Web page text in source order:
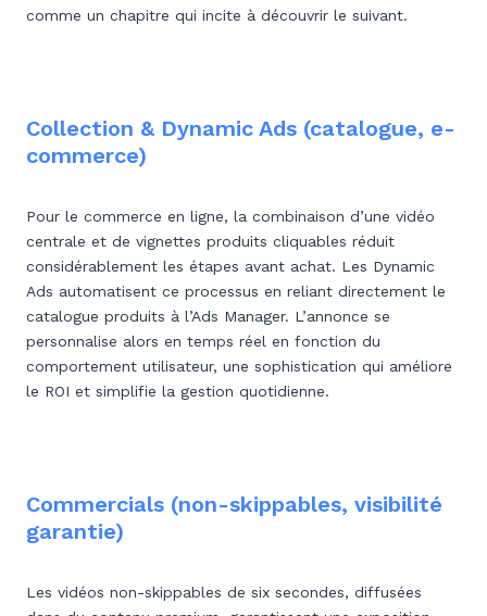
comme un chapitre qui incite à découvrir le suivant.
Collection & Dynamic Ads (catalogue, e-
commerce)
Pour le commerce en ligne, la combinaison d’une vidéo
centrale et de vignettes produits cliquables réduit
considérablement les étapes avant achat. Les Dynamic
Ads automatisent ce processus en reliant directement le
catalogue produits à l’Ads Manager. L’annonce se
personnalise alors en temps réel en fonction du
comportement utilisateur, une sophistication qui améliore
le ROI et simplifie la gestion quotidienne.
Commercials (non-skippables, visibilité
garantie)
Les vidéos non-skippables de six secondes, diffusées